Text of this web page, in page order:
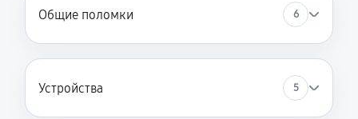
Общие поломки 6
Устройства 5